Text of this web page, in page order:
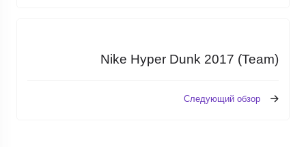
Nike Hyper Dunk 2017 (Team)
Следующий обзор